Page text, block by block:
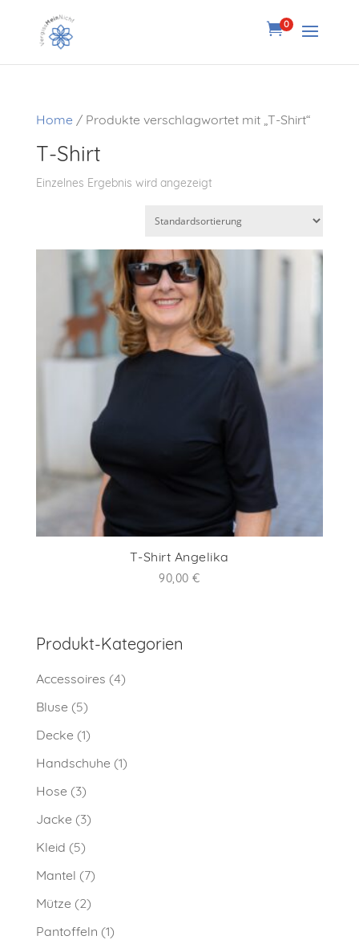
0
Home / Produkte verschlagwortet mit „T-Shirt“
T-Shirt
Einzelnes Ergebnis wird angezeigt
T-Shirt Angelika
90,00€
Produkt-Kategorien
Accessoires (4)
Bluse (5)
Decke (1)
Handschuhe (1)
Hose (3)
Jacke (3)
Kleid (5)
Mantel (7)
Mütze (2)
Pantoffeln (1)